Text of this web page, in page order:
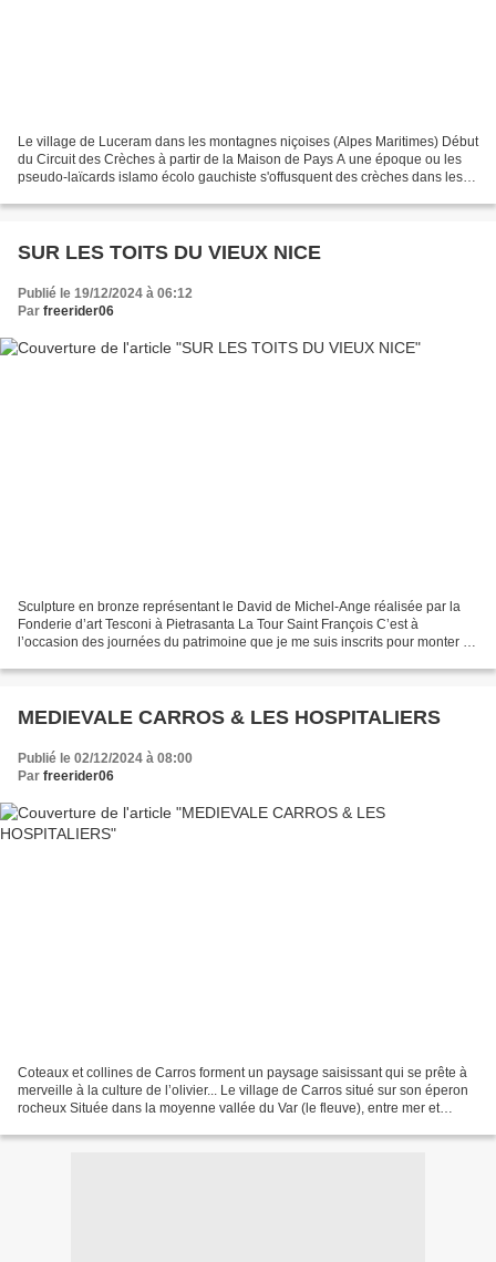
Le village de Luceram dans les montagnes niçoises (Alpes Maritimes) Début
du Circuit des Crèches à partir de la Maison de Pays A une époque ou les
pseudo-laïcards islamo écolo gauchiste s'offusquent des crèches dans les
SUR LES TOITS DU VIEUX NICE
Publié le 19/12/2024 à 06:12
Par freerider06
Sculpture en bronze représentant le David de Michel-Ange réalisée par la
Fonderie d’art Tesconi à Pietrasanta La Tour Saint François C’est à
l’occasion des journées du patrimoine que je me suis inscrits pour monter au
MEDIEVALE CARROS & LES HOSPITALIERS
Publié le 02/12/2024 à 08:00
Par freerider06
Coteaux et collines de Carros forment un paysage saisissant qui se prête à
merveille à la culture de l’olivier... Le village de Carros situé sur son éperon
rocheux Située dans la moyenne vallée du Var (le fleuve), entre mer et